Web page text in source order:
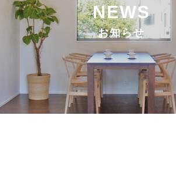
NEWS
お知らせ